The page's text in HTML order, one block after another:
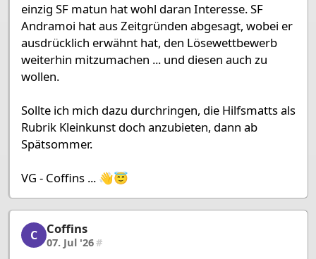
einzig SF matun hat wohl daran Interesse. SF
Andramoi hat aus Zeitgründen abgesagt, wobei er
ausdrücklich erwähnt hat, den Lösewettbewerb
weiterhin mitzumachen ... und diesen auch zu
wollen.
Sollte ich mich dazu durchringen, die Hilfsmatts als
Rubrik Kleinkunst doch anzubieten, dann ab
Spätsommer.
VG - Coffins ... 👋😇
Coffins, 6/7, 07. Jul '26
C Coffins
07. Jul '26#